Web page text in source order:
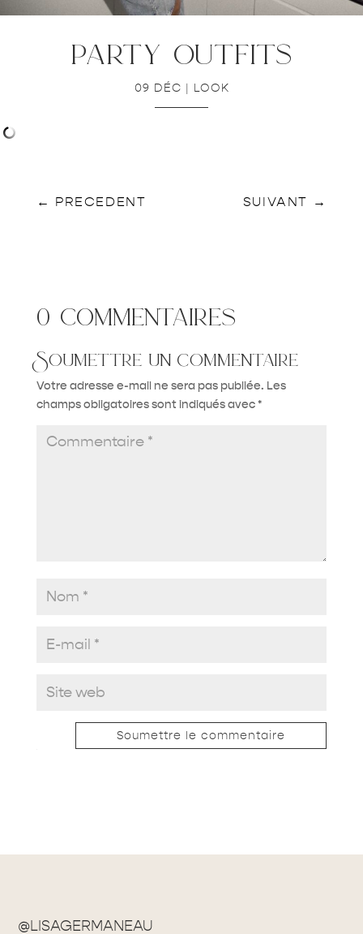
party outfits
09 DÉC | LOOK
← PRECEDENT SUIVANT →
0 commentaires
Soumettre un commentaire
Votre adresse e-mail ne sera pas publiée. Les
champs obligatoires sont indiqués avec*
Soumettre le commentaire
@LISAGERMANEAU